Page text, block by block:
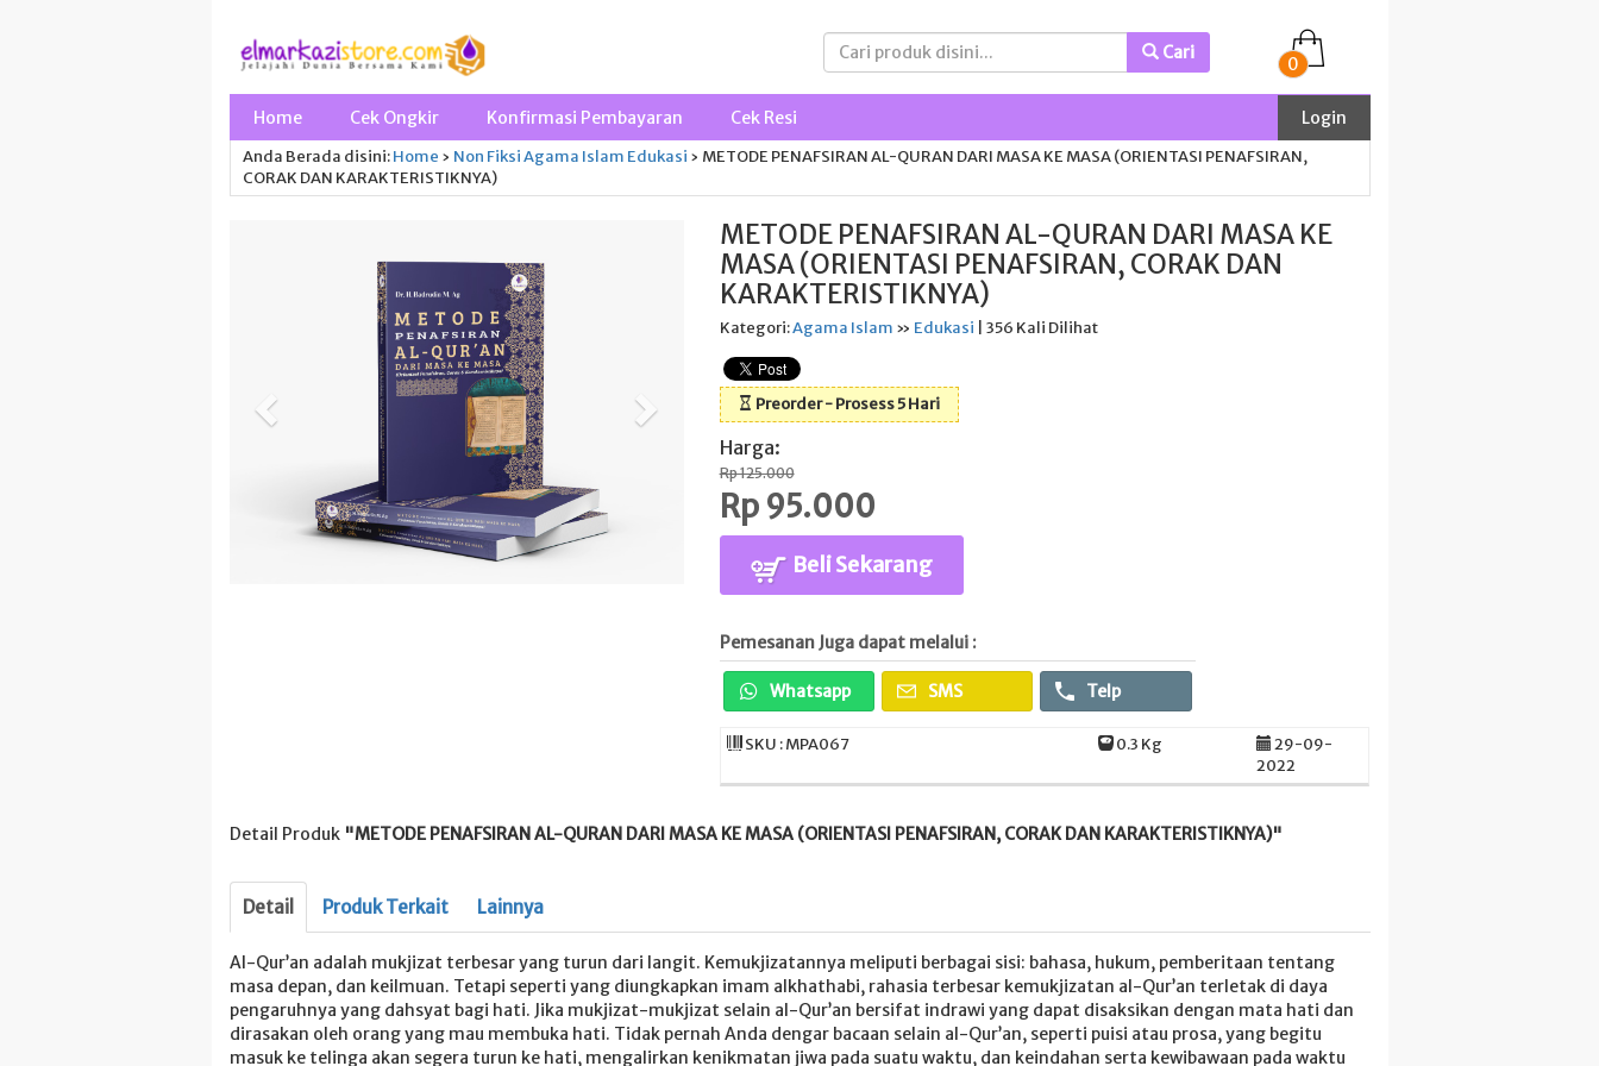
Cari
0
Home Cek Ongkir Konfirmasi Pembayaran Cek Resi Login
Anda Berada disini: Home › Non FiksiAgama Islam Edukasi › METODE PENAFSIRAN AL-QURAN DARI MASA KE MASA (ORIENTASI PENAFSIRAN,
CORAK DAN KARAKTERISTIKNYA)
METODE PENAFSIRAN AL-QURAN DARI MASA KE
MASA (ORIENTASI PENAFSIRAN, CORAK DAN
KARAKTERISTIKNYA)
Kategori:Agama Islam » Edukasi | 356 Kali Dilihat
Preorder - Prosess 5 Hari
Harga:
Rp 125.000
Rp 95.000
Beli Sekarang
Pemesanan Juga dapat melalui :
Whatsapp SMS Telp
SKU : MPA067 0.3 Kg
29-09-
2022
Detail Produk "METODE PENAFSIRAN AL-QURAN DARI MASA KE MASA (ORIENTASI PENAFSIRAN, CORAK DAN KARAKTERISTIKNYA)"
Detail Produk Terkait Lainnya
Al-Qur’an adalah mukjizat terbesar yang turun dari langit. Kemukjizatannya meliputi berbagai sisi: bahasa, hukum, pemberitaan tentang
masa depan, dan keilmuan. Tetapi seperti yang diungkapkan imam alkhathabi, rahasia terbesar kemukjizatan al-Qur’an terletak di daya
pengaruhnya yang dahsyat bagi hati. Jika mukjizat-mukjizat selain al-Qur’an bersifat indrawi yang dapat disaksikan dengan mata hati dan
dirasakan oleh orang yang mau membuka hati. Tidak pernah Anda dengar bacaan selain al-Qur’an, seperti puisi atau prosa, yang begitu
masuk ke telinga akan segera turun ke hati, mengalirkan kenikmatan jiwa pada suatu waktu, dan keindahan serta kewibawaan pada waktu